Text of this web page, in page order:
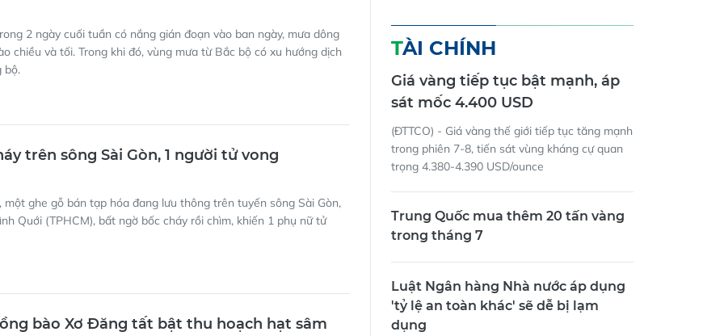
2 ngày cuối tuần có nắng gián đoạn vào ban ngày, mưa dông
chiều và tối. Trong khi đó, vùng mưa từ Bắc bộ có xu hướng dịch
bộ.
trên sông Sài Gòn, 1 người tử vong
một ghe gỗ bán tạp hóa đang lưu thông trên tuyến sông Sài Gòn,
Quới (TPHCM), bất ngờ bốc cháy rồi chìm, khiến 1 phụ nữ tử
bào Xơ Đăng tất bật thu hoạch hạt sâm
TÀI CHÍNH
Giá vàng tiếp tục bật mạnh, áp
sát mốc 4.400 USD
(ĐTTCO) - Giá vàng thế giới tiếp tục tăng mạnh
trong phiên 7-8, tiến sát vùng kháng cự quan
trọng 4.380-4.390 USD/ounce
Trung Quốc mua thêm 20 tấn vàng
trong tháng 7
Luật Ngân hàng Nhà nước áp dụng
'tỷ lệ an toàn khác' sẽ dễ bị lạm
dụng